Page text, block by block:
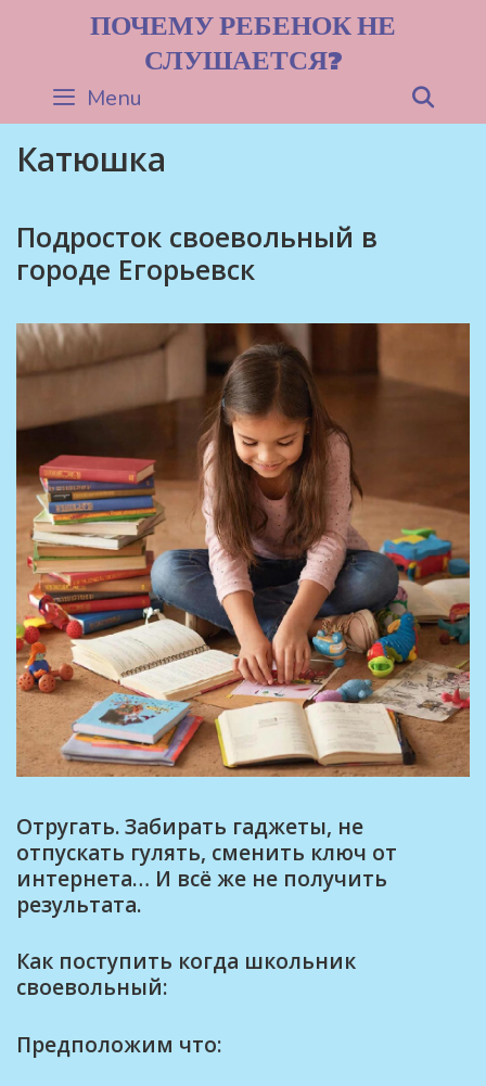
ПОЧЕМУ РЕБЕНОК НЕ
СЛУШАЕТСЯ?
Menu
Катюшка
Подросток своевольный в
городе Егорьевск
Отругать. Забирать гаджеты, не
отпускать гулять, сменить ключ от
интернета… И всё же не получить
результата.
Как поступить когда школьник
своевольный:
Предположим что: